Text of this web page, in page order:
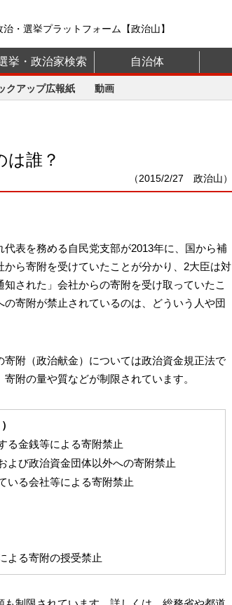
・選挙プラットフォーム【政治山】
挙・政治家検索 自治体
クアップ広報紙 動画
は誰？
（2015/2/27 政治山）
表を務める自民党支部が2013年に、国から補
ら寄附を受けていたことが分かり、2大臣は対
された」会社からの寄附を受け取っていたこ
寄附が禁止されているのは、どういう人や団
附（政治献金）については政治資金規正法で
附の量や質などが制限されています。
る金銭等による寄附禁止
よび政治資金団体以外への寄附禁止
いる会社等による寄附禁止
よる寄附の授受禁止